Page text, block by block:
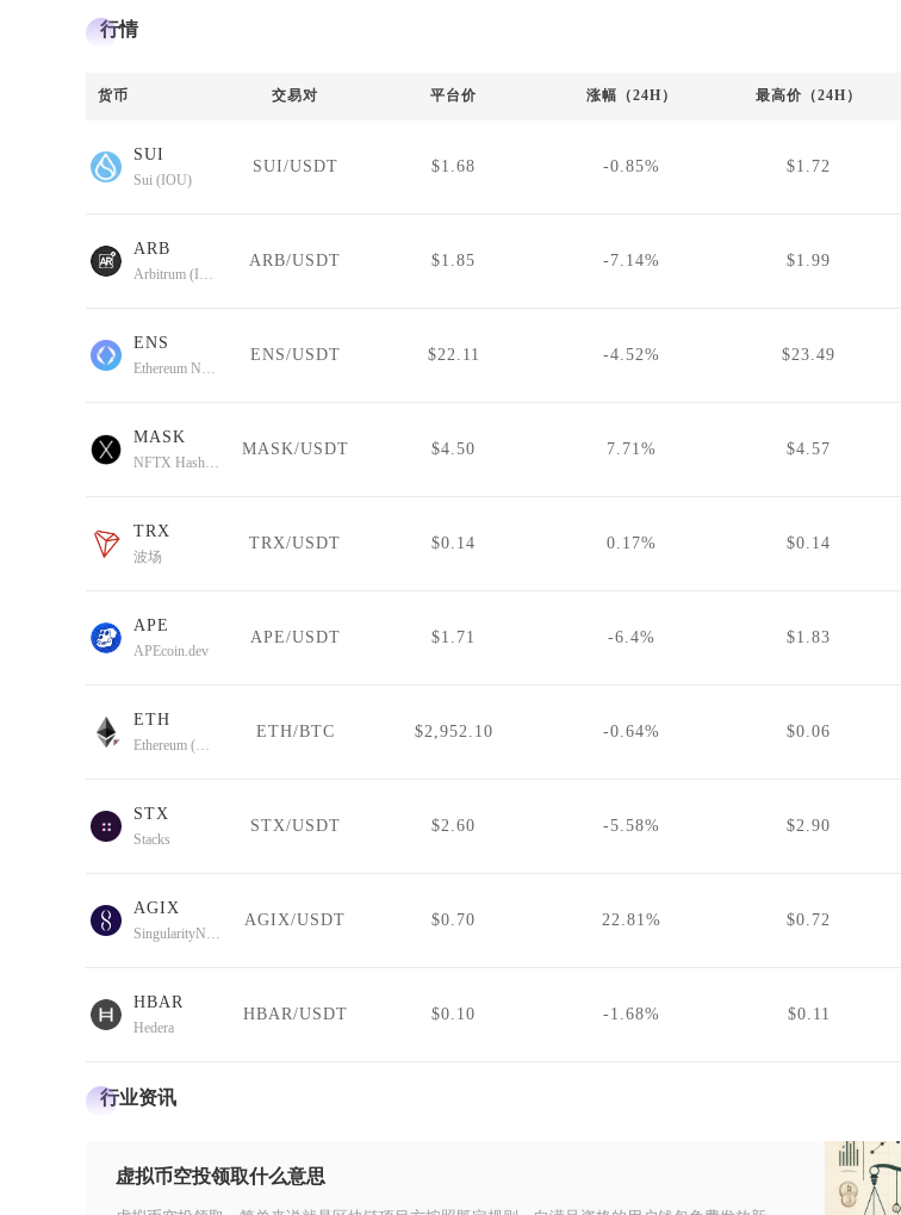
行情
货币 交易对 平台价 涨幅（24H） 最高价（24H）
SUI
Sui (IOU)
SUI/USDT $1.68 -0.85% $1.72
ARB
Arbitrum (IOU)
ARB/USDT $1.85 -7.14% $1.99
ENS
Ethereum Name Service (Wormhole)
ENS/USDT $22.11 -4.52% $23.49
MASK
NFTX Hashmasks Index
MASK/USDT $4.50 7.71% $4.57
TRX
波场
TRX/USDT $0.14 0.17% $0.14
APE
APEcoin.dev
APE/USDT $1.71 -6.4% $1.83
ETH
Ethereum (Wormhole)
ETH/BTC $2,952.10 -0.64% $0.06
STX
Stacks
STX/USDT $2.60 -5.58% $2.90
AGIX
SingularityNET
AGIX/USDT $0.70 22.81% $0.72
HBAR
Hedera
HBAR/USDT $0.10 -1.68% $0.11
行业资讯
虚拟币空投领取什么意思